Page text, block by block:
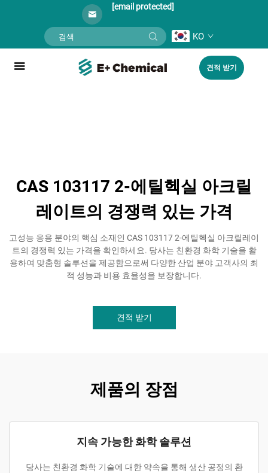
[email protected]
KO
견적 받기
CAS 103117 2-에틸헥실 아크릴
레이트의 경쟁력 있는 가격
고성능 응용 분야의 핵심 소재인 CAS 103117 2-에틸헥실 아크릴레이
트의 경쟁력 있는 가격을 확인하세요. 당사는 친환경 화학 기술을 활
용하여 맞춤형 솔루션을 제공함으로써 다양한 산업 분야 고객사의 최
적 성능과 비용 효율성을 보장합니다.
견적 받기
제품의 장점
지속 가능한 화학 솔루션
당사는 친환경 화학 기술에 대한 약속을 통해 생산 공정의 환